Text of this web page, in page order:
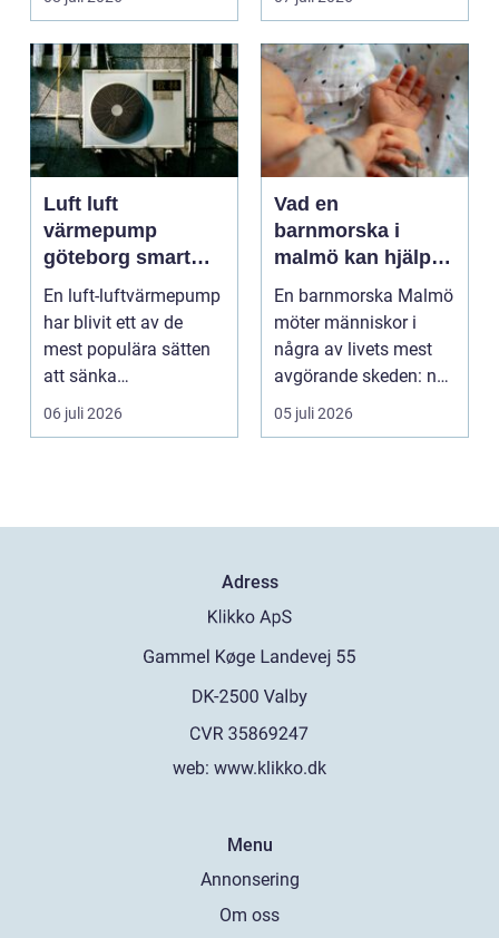
b...
Luft luft
värmepump
göteborg smart
värme för
kustklimat
En luft-luftvärmepump
har blivit ett av de
mest populära sätten
att sänka
uppvärmningskostnad
er och ...
06 juli 2026
Vad en
barnmorska i
malmö kan hjälpa
till med genom
livets olika faser
En barnmorska Malmö
möter människor i
några av livets mest
avgörande skeden: när
en graviditet plane...
05 juli 2026
Adress
web: www.klikko.dk
Menu
Annonsering
Om oss